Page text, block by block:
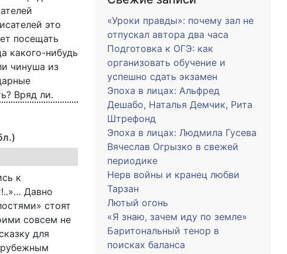
это
посещать
какого-нибудь
чинуша из
Вряд ли.
к
Давно
стоят
совсем не
для
«Уроки правды»: почему зал не
отпускал автора два часа
Подготовка к ОГЭ: как
организовать обучение и
успешно сдать экзамен
Эпоха в лицах: Альфред
Дешабо, Наталья Демчик, Рита
Штрефонд
Эпоха в лицах: Людмила Гусева
Вячеслав Огрызко в свежей
периодике
Нерв войны и кранец любви
Тарзан
Лютый огонь
«Я знаю, зачем иду по земле»
Баритональный тенор в
поисках баланса